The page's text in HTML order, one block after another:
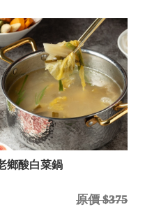
鄉酸白菜鍋
原價 $375